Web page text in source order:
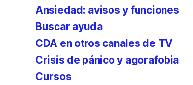
Ansiedad: avisos y funciones
Buscar ayuda
CDA en otros canales de TV
Crisis de pánico y agorafobia
Cursos